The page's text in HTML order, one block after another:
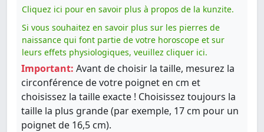
Cliquez ici pour en savoir plus à propos de la kunzite.
Si vous souhaitez en savoir plus sur les pierres de
naissance qui font partie de votre horoscope et sur
leurs effets physiologiques, veuillez cliquer ici.
Important: Avant de choisir la taille, mesurez la
circonférence de votre poignet en cm et
choisissez la taille exacte ! Choisissez toujours la
taille la plus grande (par exemple, 17 cm pour un
poignet de 16,5 cm).